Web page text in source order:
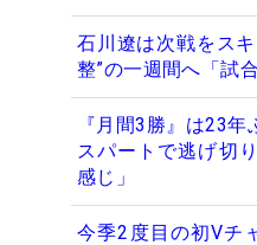
石川遼は次戦をス
整”の一週間へ「試
『月間3勝』は23
スパートで逃げ切
感じ」
今季2度目の初Vチ